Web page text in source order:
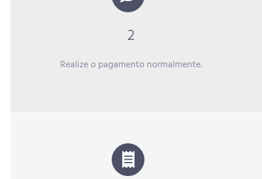
2
Realize o pagamento normalmente.